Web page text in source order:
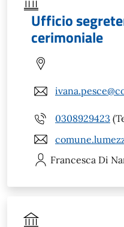
Ufficio
cerimoniale
0308929423
Francesca Di